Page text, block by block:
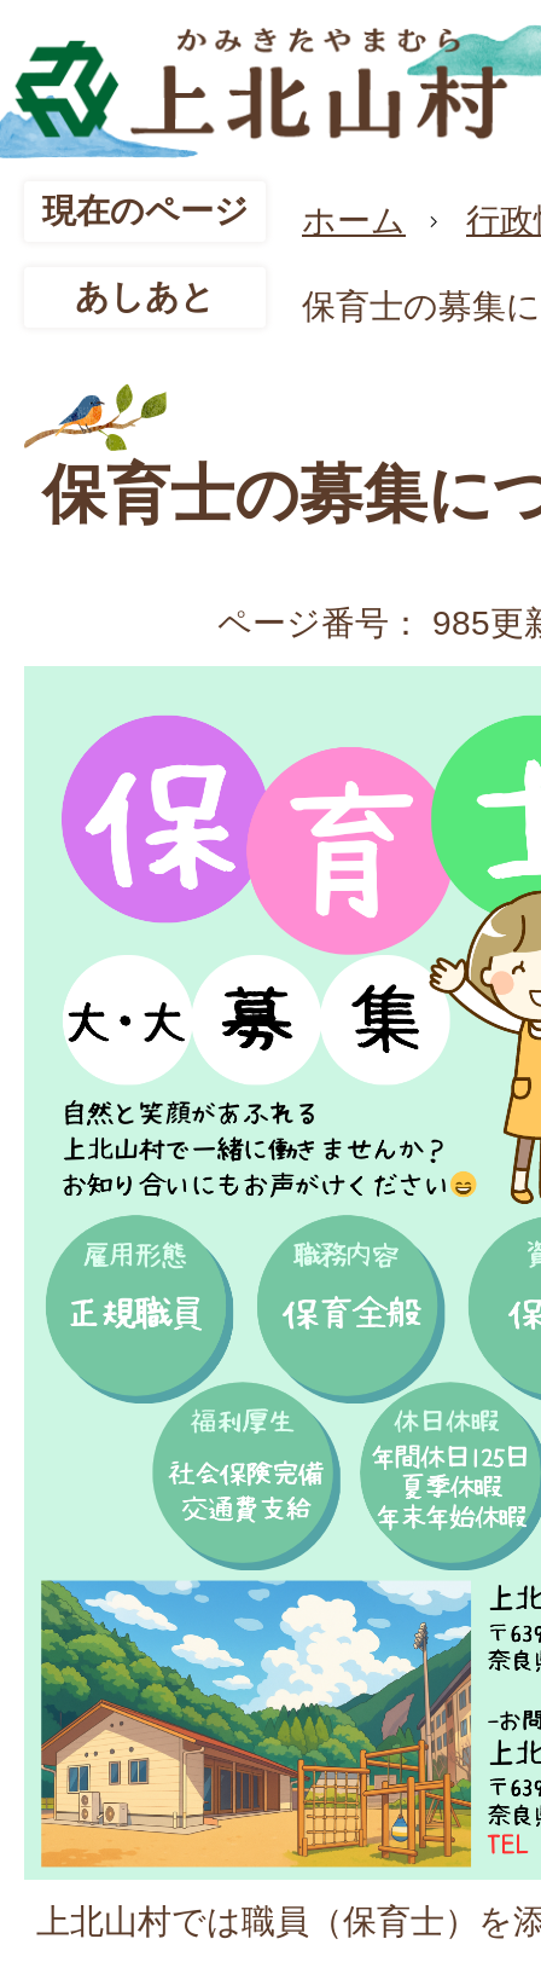
現在のページ ホーム 行
あしあと 保育士の募集
保育士の募集に
ページ番号： 985更
上北山村では職員（保育士）を